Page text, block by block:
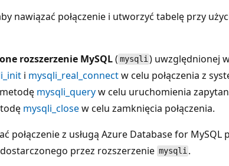
nawiązać połączenie i utworzyć tabelę przy
rozszerzenie MySQL( mysqli) uwzględnionej
i mysqli_real_connectw celu połączenia z
mysqli_queryw celu uruchomienia
mysqli_closew celu zamknięcia połączenia.
połączenie z usługą Azure Database for MySQL
przez rozszerzenie mysqli .